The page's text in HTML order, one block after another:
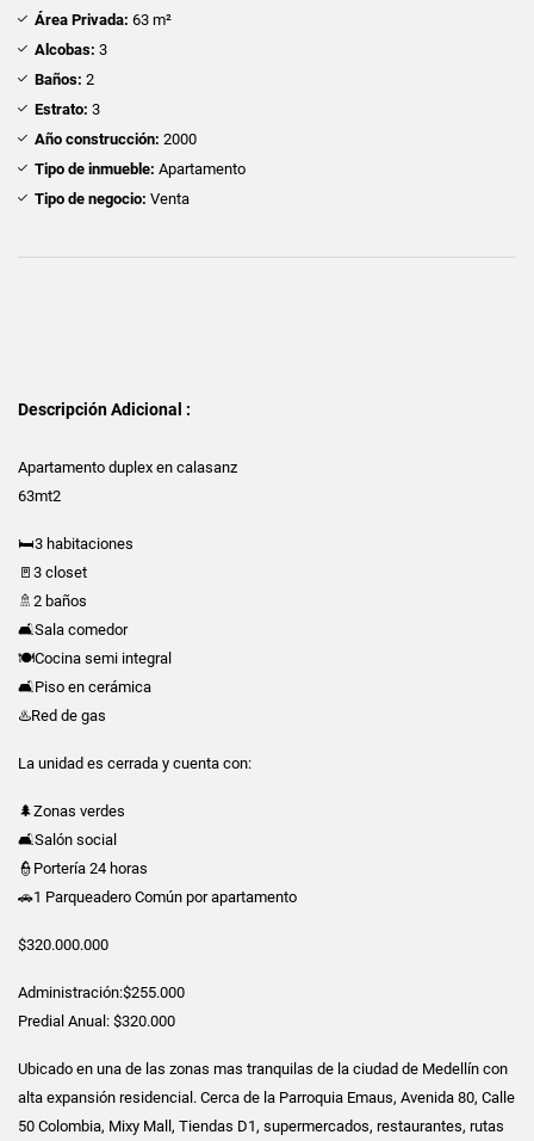
Área Privada: 63 m²
Alcobas: 3
Baños: 2
Estrato: 3
Año construcción: 2000
Tipo de inmueble: Apartamento
Tipo de negocio: Venta
Descripción Adicional :
Apartamento duplex en calasanz
63mt2
🛏️3 habitaciones
🚪3 closet
🚿2 baños
🛋️Sala comedor
🍽️Cocina semi integral
🛋️Piso en cerámica
♨️Red de gas
La unidad es cerrada y cuenta con:
🌲Zonas verdes
🛋️Salón social
👮Portería 24 horas
🚗1 Parqueadero Común por apartamento
$320.000.000
Administración:$255.000
Predial Anual: $320.000
Ubicado en una de las zonas mas tranquilas de la ciudad de Medellín con
alta expansión residencial. Cerca de la Parroquia Emaus, Avenida 80, Calle
50 Colombia, Mixy Mall, Tiendas D1, supermercados, restaurantes, rutas